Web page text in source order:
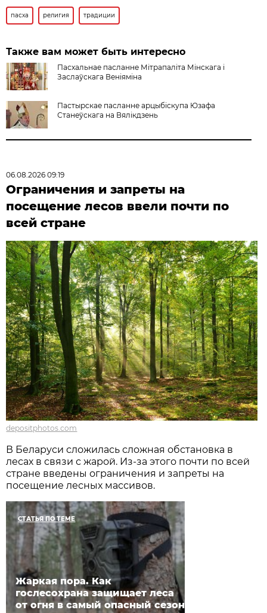
пасха религия традиции
Также вам может быть интересно
Пасхальнае пасланне Мітрапаліта Мінскага і
Заслаўскага Веніяміна
Пастырскае пасланне арцыбіскупа Юзафа
Станеўскага на Вялікдзень
06.08.2026 09:19
Ограничения и запреты на
посещение лесов ввели почти по
всей стране
depositphotos.com
В Беларуси сложилась сложная обстановка в
лесах в связи с жарой. Из-за этого почти по всей
стране введены ограничения и запреты на
посещение лесных массивов.
СТАТЬЯ ПО ТЕМЕ
Жаркая пора. Как
гослесохрана защищает леса
от огня в самый опасный сезон